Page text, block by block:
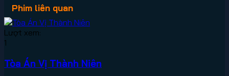
Phim liên quan
Lượt xem:
1
Tòa Án Vị Thành Niên